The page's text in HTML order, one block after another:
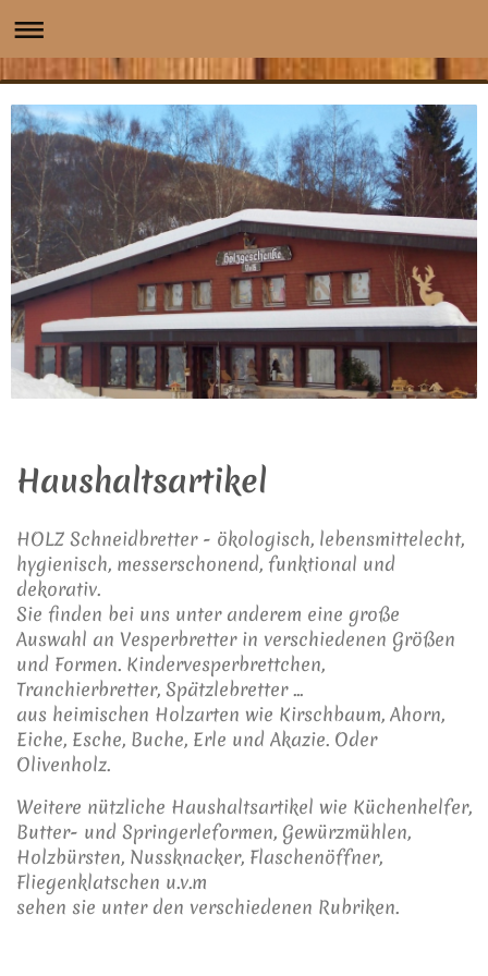
Haushaltsartikel
HOLZ Schneidbretter - ökologisch, lebensmittelecht,
hygienisch, messerschonend, funktional und
dekorativ.
Sie finden bei uns unter anderem eine große
Auswahl an Vesperbretter in verschiedenen Größen
und Formen. Kindervesperbrettchen,
Tranchierbretter, Spätzlebretter ...
aus heimischen Holzarten wie Kirschbaum, Ahorn,
Eiche, Esche, Buche, Erle und Akazie. Oder
Olivenholz.
Weitere nützliche Haushaltsartikel wie Küchenhelfer,
Butter- und Springerleformen, Gewürzmühlen,
Holzbürsten, Nussknacker, Flaschenöffner,
Fliegenklatschen u.v.m
sehen sie unter den verschiedenen Rubriken.